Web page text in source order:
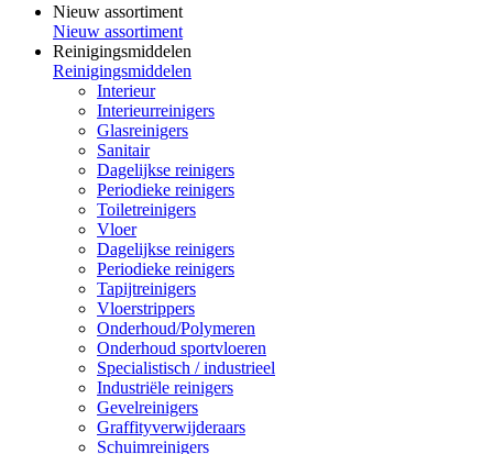
Nieuw assortiment
Nieuw assortiment
Reinigingsmiddelen
Reinigingsmiddelen
Interieur
Interieurreinigers
Glasreinigers
Sanitair
Dagelijkse reinigers
Periodieke reinigers
Toiletreinigers
Vloer
Dagelijkse reinigers
Periodieke reinigers
Tapijtreinigers
Vloerstrippers
Onderhoud/Polymeren
Onderhoud sportvloeren
Specialistisch / industrieel
Industriële reinigers
Gevelreinigers
Graffityverwijderaars
Schuimreinigers